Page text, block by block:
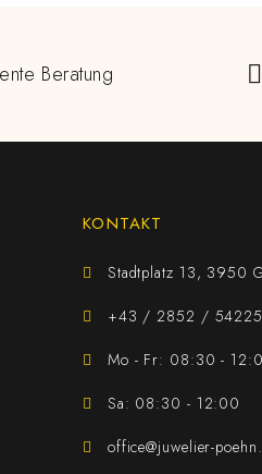
Beratung
KONTAKT
Stadtplatz 13, 3950
+43 / 2852 / 54225
Mo - Fr: 08:30 -
Sa: 08:30 - 12:00
office@juwelier-